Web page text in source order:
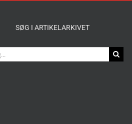
SØG I ARTIKELARKIVET